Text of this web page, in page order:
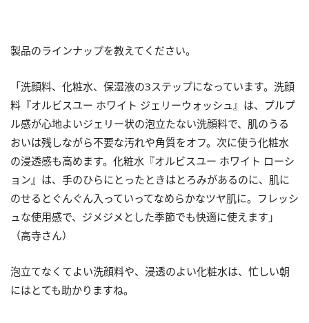
製品のラインナップを教えてください。
「洗顔料、化粧水、保湿液の3ステップになっています。洗顔
料『オルビスユー ホワイト ジェリーウォッシュ』は、プルプ
ル感が心地よいジェリー状の泡立たない洗顔料で、肌のうる
おいは残しながら不要な汚れや角質をオフ。次に使う化粧水
の浸透感も高めます。化粧水『オルビスユー ホワイト ローシ
ョン』は、手のひらにとったときはとろみがあるのに、肌に
のせるとぐんぐん入っていってなめらかなツヤ肌に。フレッシ
ュな使用感で、ジメジメとした季節でも快適に使えます」
（高寺さん）
泡立てなくてよい洗顔料や、浸透のよい化粧水は、忙しい朝
にはとても助かりますね。